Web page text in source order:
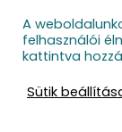
على متجر
التي كونتها
للمراحل
A
felhasználói
kattintva
Sütik